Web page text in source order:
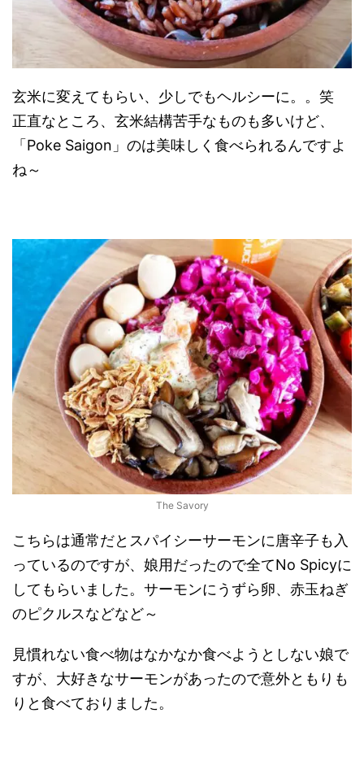
玄米に変えてもらい、少しでもヘルシーに。。笑
正直なところ、玄米結構苦手なものも多いけど、
「Poke Saigon」のは美味しく食べられるんですよ
ね～
The Savory
こちらは通常だとスパイシーサーモンに唐辛子も入
っているのですが、娘用だったので全てNo Spicyに
してもらいました。サーモンにうずら卵、赤玉ねぎ
のピクルスなどなど～
見慣れない食べ物はなかなか食べようとしない娘で
すが、大好きなサーモンがあったので意外ともりも
りと食べておりました。